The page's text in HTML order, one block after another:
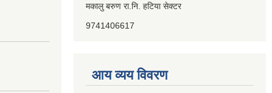
मकालु बरुण रा.नि. हटिया सेक्टर
9741406617
आय व्यय विवरण